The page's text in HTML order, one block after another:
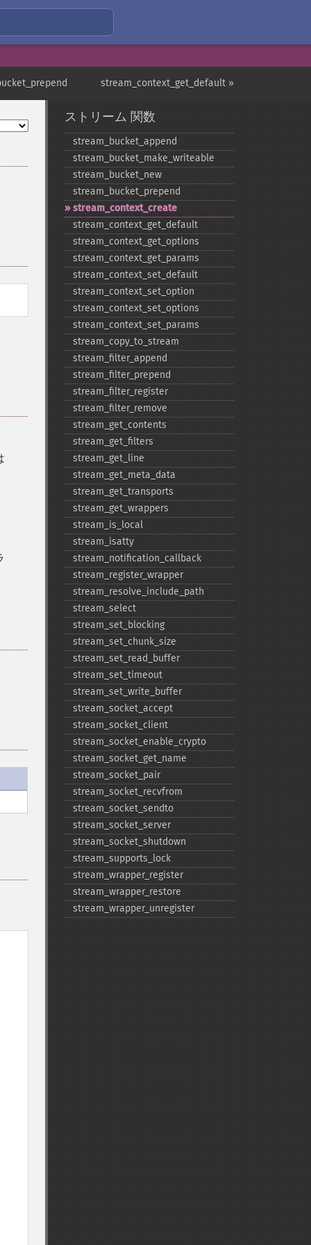
stream_context_get_default »
ストリーム 関数
stream_​bucket_​append
stream_​bucket_​make_​writeable
stream_​bucket_​new
stream_​bucket_​prepend
stream_​context_​create
stream_​context_​get_​default
stream_​context_​get_​options
stream_​context_​get_​params
stream_​context_​set_​default
stream_​context_​set_​option
stream_​context_​set_​options
stream_​context_​set_​params
stream_​copy_​to_​stream
stream_​filter_​append
stream_​filter_​prepend
stream_​filter_​register
stream_​filter_​remove
stream_​get_​contents
stream_​get_​filters
stream_​get_​line
stream_​get_​meta_​data
stream_​get_​transports
stream_​get_​wrappers
stream_​is_​local
stream_​isatty
stream_​notification_​callback
stream_​register_​wrapper
stream_​resolve_​include_​path
stream_​select
stream_​set_​blocking
stream_​set_​chunk_​size
stream_​set_​read_​buffer
stream_​set_​timeout
stream_​set_​write_​buffer
stream_​socket_​accept
stream_​socket_​client
stream_​socket_​enable_​crypto
stream_​socket_​get_​name
stream_​socket_​pair
stream_​socket_​recvfrom
stream_​socket_​sendto
stream_​socket_​server
stream_​socket_​shutdown
stream_​supports_​lock
stream_​wrapper_​register
stream_​wrapper_​restore
stream_​wrapper_​unregister